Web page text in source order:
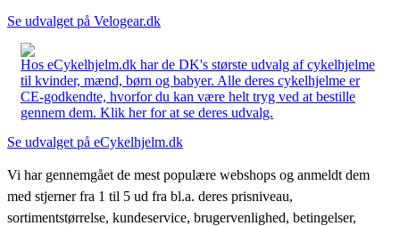
Se udvalget på Velogear.dk
Hos eCykelhjelm.dk har de DK's største udvalg af cykelhjelme
til kvinder, mænd, børn og babyer. Alle deres cykelhjelme er
CE-godkendte, hvorfor du kan være helt tryg ved at bestille
gennem dem. Klik her for at se deres udvalg.
Se udvalget på eCykelhjelm.dk
Vi har gennemgået de mest populære webshops og anmeldt dem
med stjerner fra 1 til 5 ud fra bl.a. deres prisniveau,
sortimentstørrelse, kundeservice, brugervenlighed, betingelser,